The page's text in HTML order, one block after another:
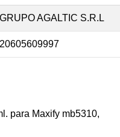
GRUPO AGALTIC S.R.L
20605609997